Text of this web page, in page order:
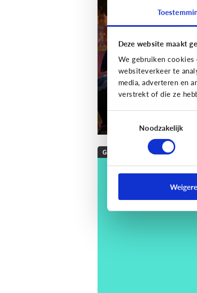
Deze website maakt
We gebruiken
websiteverkeer te
media, adverteren en
verstrekt of die ze
Noodzakelijk
Wat is Fortnite?
wat je moet
over deze
game!
Gaming
[Checklist]Hoe
een game voor
kind?